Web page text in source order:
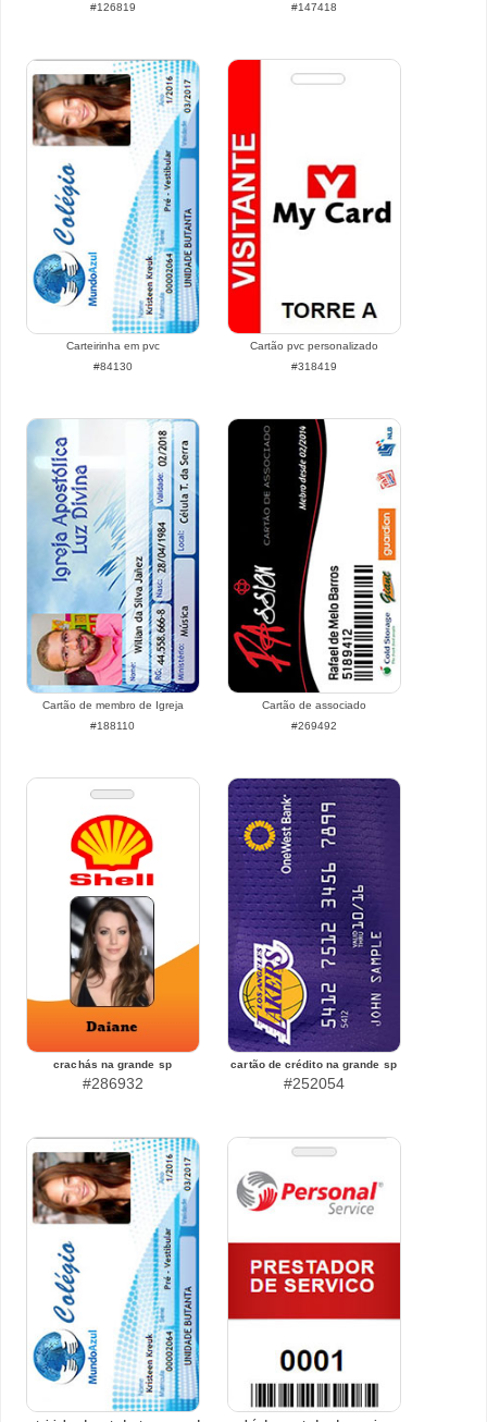
#126819
#147418
Carteirinha em pvc
#84130
Cartão pvc personalizado
#318419
Cartão de membro de Igreja
#188110
Cartão de associado
#269492
crachás na grande sp
#286932
cartão de crédito na grande sp
#252054